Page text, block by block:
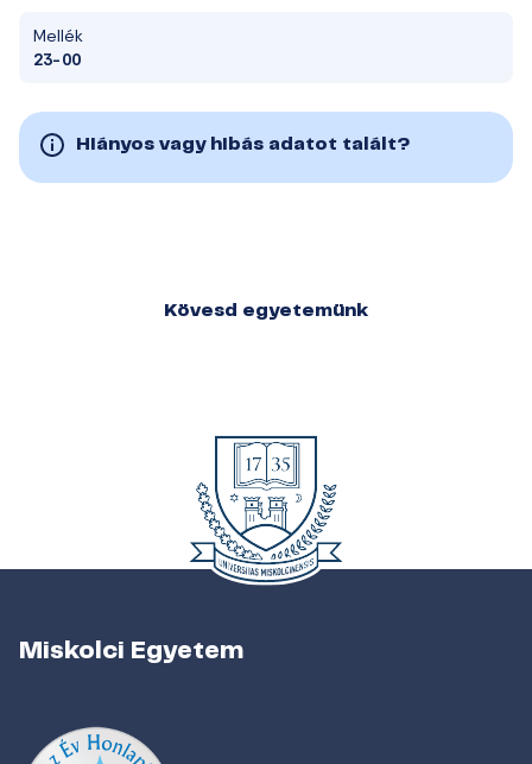
Mellék
23-00
Hiányos vagy hibás adatot talált?
Kövesd egyetemünk
Miskolci Egyetem